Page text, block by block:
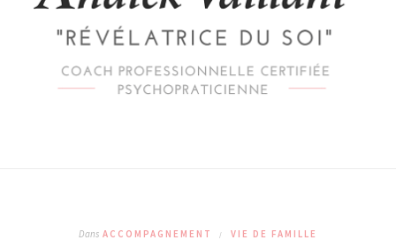
Dans ACCOMPAGNEMENT VIE DE FAMILLE